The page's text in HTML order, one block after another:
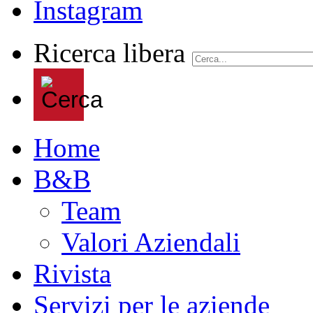
Ricerca libera
Home
B&B
Team
Valori Aziendali
Rivista
Servizi per le aziende